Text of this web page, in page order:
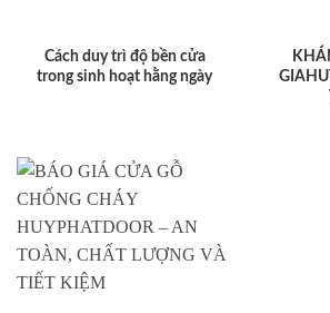
Cách duy trì độ bền cửa
trong sinh hoạt hằng ngày